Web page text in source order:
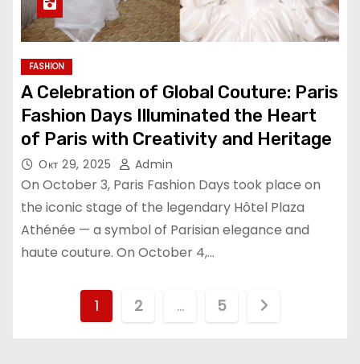
FASHION
A Celebration of Global Couture: Paris
Fashion Days Illuminated the Heart
of Paris with Creativity and Heritage
Окт 29, 2025 Admin
On October 3, Paris Fashion Days took place on
the iconic stage of the legendary Hôtel Plaza
Athénée — a symbol of Parisian elegance and
haute couture. On October 4,…
1 2 … 5